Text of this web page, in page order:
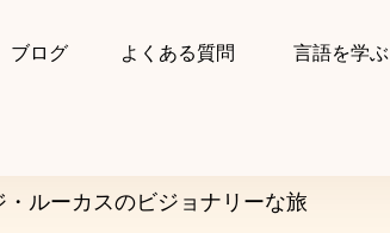
ブログ よくある質問 言語を学ぶ
・ルーカスのビジョナリーな旅